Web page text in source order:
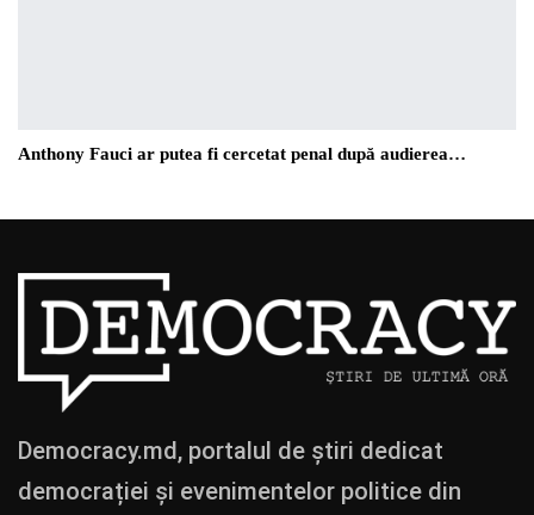
Anthony Fauci ar putea fi cercetat penal după audierea…
Democracy.md, portalul de știri dedicat
democrației și evenimentelor politice din